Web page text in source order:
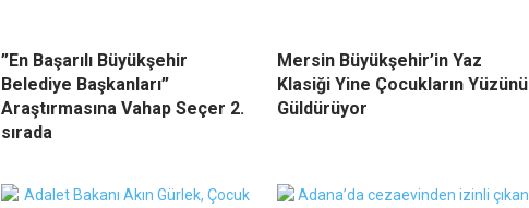
”En Başarılı Büyükşehir
Belediye Başkanları”
Araştırmasına Vahap Seçer 2.
sırada
Mersin Büyükşehir’in Yaz
Klasiği Yine Çocukların Yüzünü
Güldürüyor